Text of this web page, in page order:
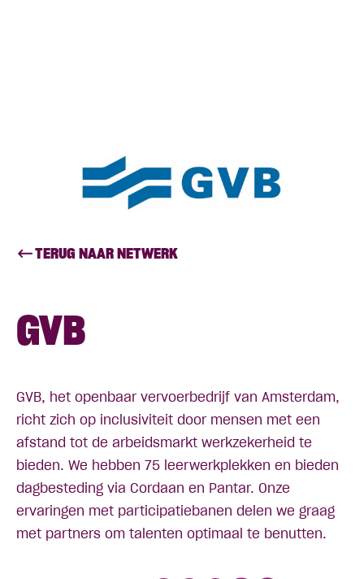
TERUG NAAR NETWERK
GVB
GVB, het openbaar vervoerbedrijf van Amsterdam,
richt zich op inclusiviteit door mensen met een
afstand tot de arbeidsmarkt werkzekerheid te
bieden. We hebben 75 leerwerkplekken en bieden
dagbesteding via Cordaan en Pantar. Onze
ervaringen met participatiebanen delen we graag
met partners om talenten optimaal te benutten.